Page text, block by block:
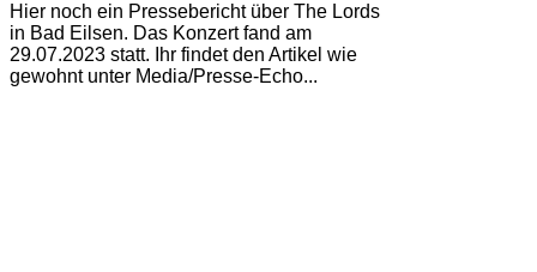
Hier noch ein Pressebericht über The Lords
in Bad Eilsen. Das Konzert fand am
29.07.2023 statt. Ihr findet den Artikel wie
gewohnt unter Media/Presse-Echo...